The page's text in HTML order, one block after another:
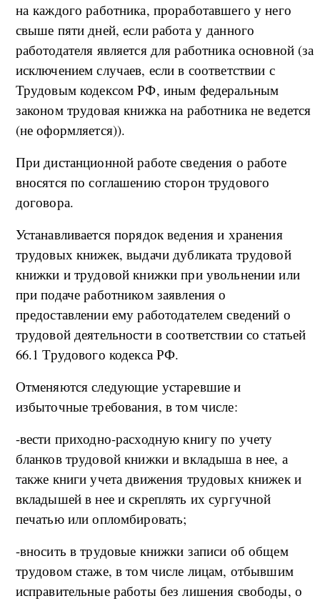
на каждого работника, проработавшего у него
свыше пяти дней, если работа у данного
работодателя является для работника основной (за
исключением случаев, если в соответствии с
Трудовым кодексом РФ, иным федеральным
законом трудовая книжка на работника не ведется
(не оформляется)).
При дистанционной работе сведения о работе
вносятся по соглашению сторон трудового
договора.
Устанавливается порядок ведения и хранения
трудовых книжек, выдачи дубликата трудовой
книжки и трудовой книжки при увольнении или
при подаче работником заявления о
предоставлении ему работодателем сведений о
трудовой деятельности в соответствии со статьей
66.1 Трудового кодекса РФ.
Отменяются следующие устаревшие и
избыточные требования, в том числе:
-вести приходно-расходную книгу по учету
бланков трудовой книжки и вкладыша в нее, а
также книги учета движения трудовых книжек и
вкладышей в нее и скреплять их сургучной
печатью или опломбировать;
-вносить в трудовые книжки записи об общем
трудовом стаже, в том числе лицам, отбывшим
исправительные работы без лишения свободы, о